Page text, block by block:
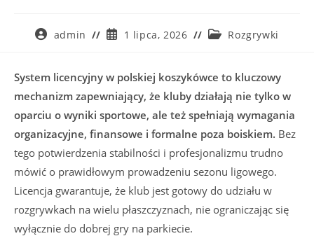
Postadmin
Post1 lipca, 2026
PostRozgrywki
System licencyjny w polskiej koszykówce to kluczowy
mechanizm zapewniający, że kluby działają nie tylko w
oparciu o wyniki sportowe, ale też spełniają wymagania
organizacyjne, finansowe i formalne poza boiskiem. Bez
tego potwierdzenia stabilności i profesjonalizmu trudno
mówić o prawidłowym prowadzeniu sezonu ligowego.
Licencja gwarantuje, że klub jest gotowy do udziału w
rozgrywkach na wielu płaszczyznach, nie ograniczając się
wyłącznie do dobrej gry na parkiecie.